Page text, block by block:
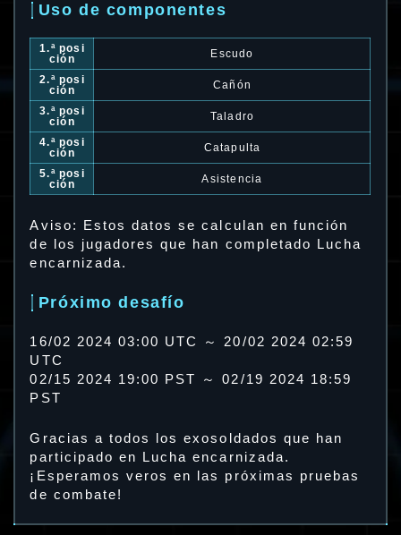
Uso de componentes
1.ª posi
ción
Escudo
2.ª posi
ción
Cañón
3.ª posi
ción
Taladro
4.ª posi
ción
Catapulta
5.ª posi
ción
Asistencia
Aviso: Estos datos se calculan en función
de los jugadores que han completado Lucha
encarnizada.
Próximo desafío
16/02 2024 03:00 UTC ～ 20/02 2024 02:59
UTC
02/15 2024 19:00 PST ～ 02/19 2024 18:59
PST
Gracias a todos los exosoldados que han
participado en Lucha encarnizada.
¡Esperamos veros en las próximas pruebas
de combate!